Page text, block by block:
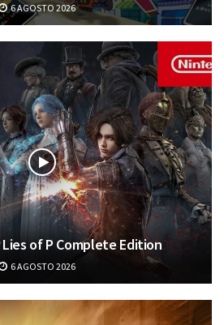
6 AGOSTO 2026
of P Complete Edition
6 AGOSTO 2026